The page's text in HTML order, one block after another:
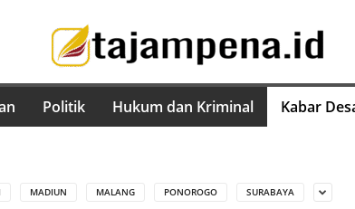
Politik Hukum dan Kriminal Kabar
MADIUN MALANG PONOROGO SURABAYA